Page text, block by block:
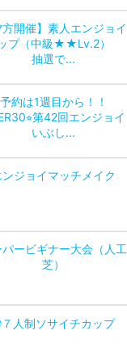
方開催】素人エンジョイ
プ（中級★★Lv.2）
抽選で...
予約は1週目から！！
第42回エンジョイ
いぶし...
ンジョイマッチメイク
パービギナー大会（人工
芝）
７人制ソサイチカップ